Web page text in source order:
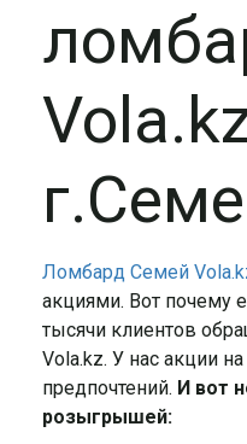
Ломбард Семей
акциями. Вот почему
тысячи клиентов
Vola.kz. У нас акции
предпочтений. И вот
розыгрышей: